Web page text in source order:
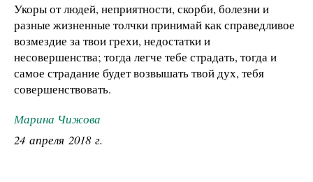
Укоры от людей, неприятности, скорби, болезни и
разные жизненные толчки принимай как справедливое
возмездие за твои грехи, недостатки и
несовершенства; тогда легче тебе страдать, тогда и
самое страдание будет возвышать твой дух, тебя
совершенствовать.
Марина Чижова
24 апреля 2018 г.